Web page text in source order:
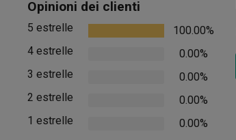
Opinioni dei clienti
5 estrelle
100.00%
4 estrelle
0.00%
3 estrelle
0.00%
2 estrelle
0.00%
1 estrelle
0.00%